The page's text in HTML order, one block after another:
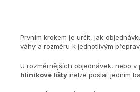
Prvním krokem je určit, jak
váhy a rozměru k jednotlivým
U rozměrnějších objednávek, nebo
hliníkové lišty nelze poslat jedním